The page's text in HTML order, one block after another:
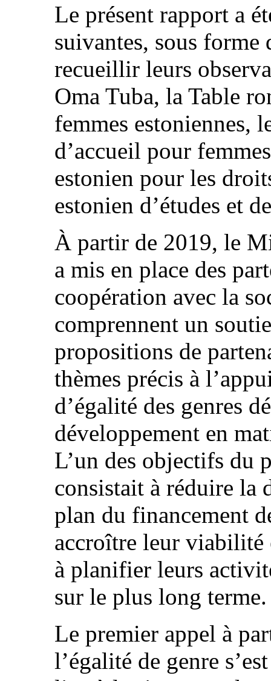
Le présent rapport a
suivantes, sous forme
recueillir leurs
Oma Tuba, la Table
femmes estoniennes,
d’accueil pour
estonien pour les
estonien d’études et
À partir de 2019, le
a mis en place des
coopération avec la
comprennent un
propositions de
thèmes précis à
d’égalité des genres
développement en
L’un des objectifs du
consistait à réduire la
plan du financement
accroître leur viabilité
à planifier leurs
sur le plus long terme.
Le premier appel à
l’égalité de genre